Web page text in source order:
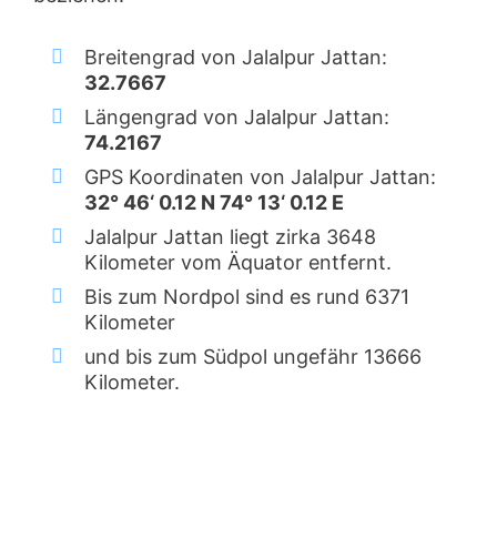
Breitengrad von Jalalpur Jattan:
32.7667
Längengrad von Jalalpur Jattan:
74.2167
GPS Koordinaten von Jalalpur Jattan:
32° 46‘ 0.12 N 74° 13‘ 0.12 E
Jalalpur Jattan liegt zirka 3648
Kilometer vom Äquator entfernt.
Bis zum Nordpol sind es rund 6371
Kilometer
und bis zum Südpol ungefähr 13666
Kilometer.